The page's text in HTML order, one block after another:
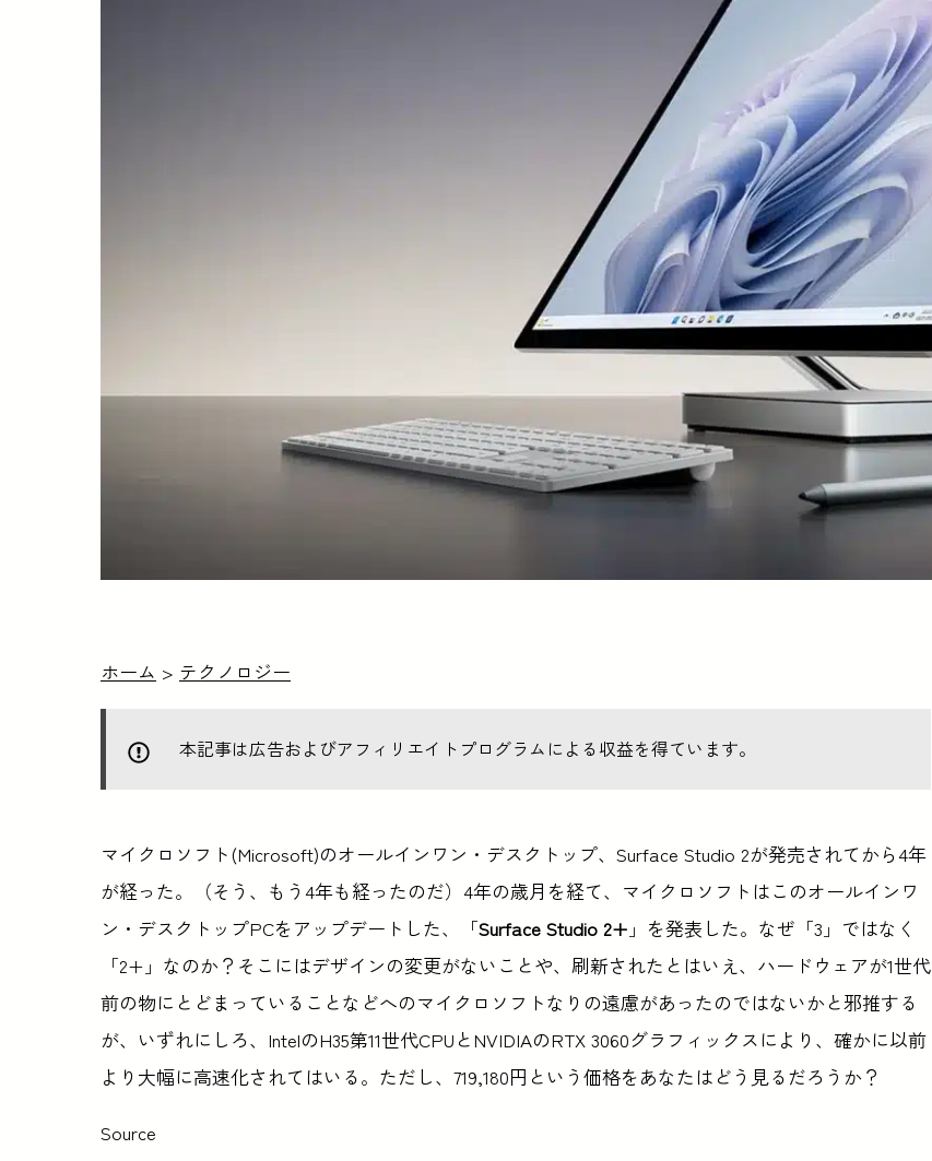
ホーム > テクノロジー
本記事は広告およびアフィリエイトプログラムによる収益を得ています。
マイクロソフト(Microsoft)のオールインワン・デスクトップ、Surface Studio 2が発売されてから4年
が経った。（そう、もう4年も経ったのだ）4年の歳月を経て、マイクロソフトはこのオールインワ
ン・デスクトップPCをアップデートした、「Surface Studio 2+ 」を発表した。なぜ「3」ではなく
「2+」なのか？そこにはデザインの変更がないことや、刷新されたとはいえ、ハードウェアが1世代
前の物にとどまっていることなどへのマイクロソフトなりの遠慮があったのではないかと邪推する
が、いずれにしろ、IntelのH35第11世代CPUとNVIDIAのRTX 3060グラフィックスにより、確かに以前
より大幅に高速化されてはいる。ただし、719,180円という価格をあなたはどう見るだろうか？
Source